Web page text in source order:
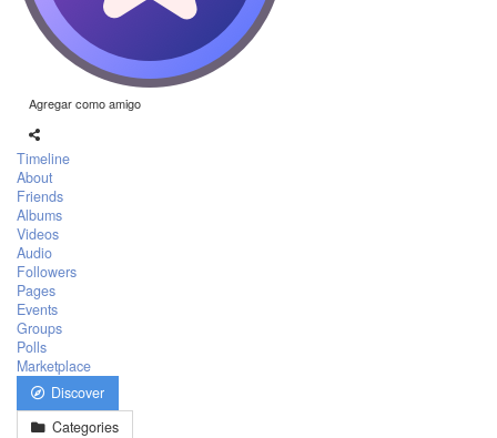
Agregar como amigo
Timeline
About
Friends
Albums
Videos
Audio
Followers
Pages
Events
Groups
Polls
Marketplace
Discover
Categories